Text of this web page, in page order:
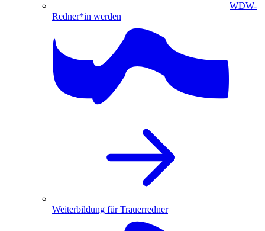
WDW-
Redner*in werden
Weiterbildung für Trauerredner